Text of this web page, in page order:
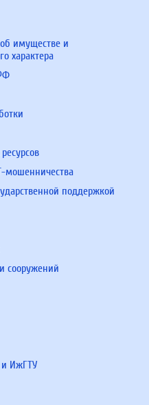
имуществе и
характера
мошенничества
поддержкой
сооружений
и ИжГТУ